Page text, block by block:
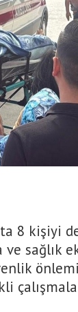
8 kişiyi
sağlık